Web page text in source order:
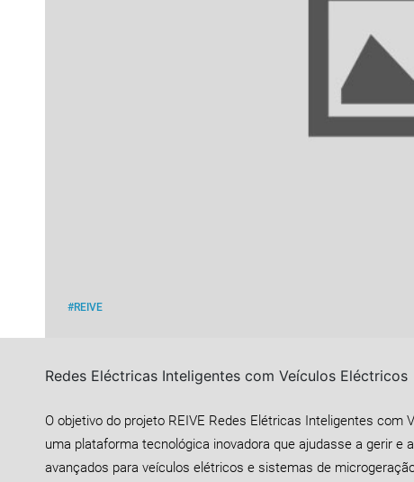
#REIVE
Redes Eléctricas Inteligentes com Veículos Eléctricos
O objetivo do projeto REIVE Redes Elétricas Inteligentes
uma plataforma tecnológica inovadora que ajudasse a gerir
avançados para veículos elétricos e sistemas de